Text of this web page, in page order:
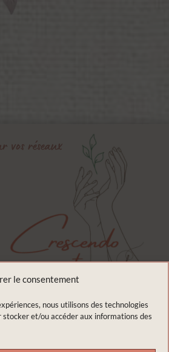
le consentement
nous utilisons des technologies
stocker et/ou accéder aux informations des
vos réseaux